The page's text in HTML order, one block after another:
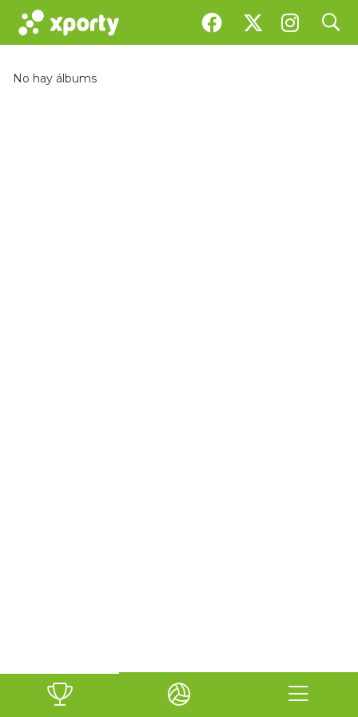
search
Galería
No hay álbums